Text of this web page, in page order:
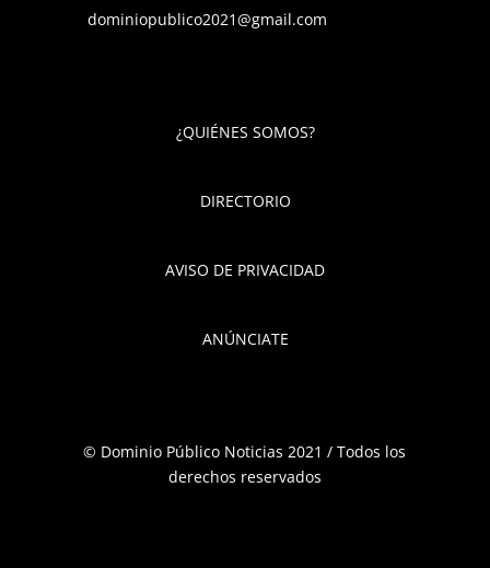
dominiopublico2021@gmail.com
¿QUIÉNES SOMOS?
DIRECTORIO
AVISO DE PRIVACIDAD
ANÚNCIATE
© Dominio Público Noticias 2021 / Todos los
derechos reservados